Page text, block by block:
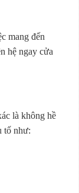
mang đến
hệ ngay cửa
là không hề
tố như: